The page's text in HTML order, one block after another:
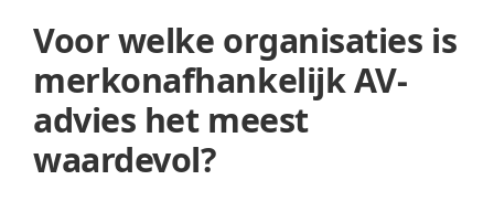
Voor welke organisaties is
merkonafhankelijk AV-
advies het meest
waardevol?